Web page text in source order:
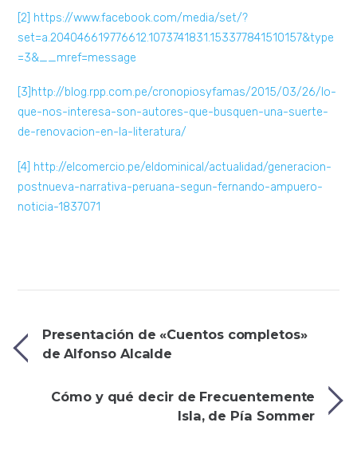
[2] https://www.facebook.com/media/set/?
set=a.204046619776612.1073741831.153377841510157&type
=3&__mref=message
[3] http://blog.rpp.com.pe/cronopiosyfamas/2015/03/26/lo-
que-nos-interesa-son-autores-que-busquen-una-suerte-
de-renovacion-en-la-literatura/
[4] http://elcomercio.pe/eldominical/actualidad/generacion-
postnueva-narrativa-peruana-segun-fernando-ampuero-
noticia-1837071
Presentación de «Cuentos completos»
de Alfonso Alcalde
Cómo y qué decir de Frecuentemente
Isla, de Pía Sommer